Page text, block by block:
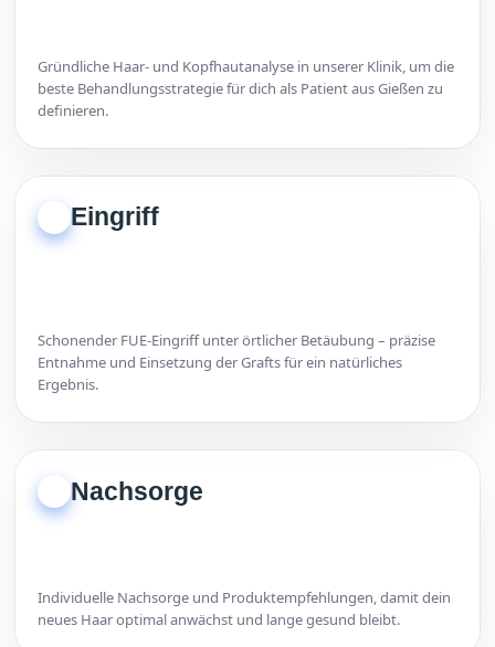
Gründliche Haar- und Kopfhautanalyse in unserer Klinik, um die
beste Behandlungsstrategie für dich als Patient aus Gießen zu
definieren.
Eingriff
Schonender FUE-Eingriff unter örtlicher Betäubung – präzise
Entnahme und Einsetzung der Grafts für ein natürliches
Ergebnis.
Nachsorge
Individuelle Nachsorge und Produktempfehlungen, damit dein
neues Haar optimal anwächst und lange gesund bleibt.